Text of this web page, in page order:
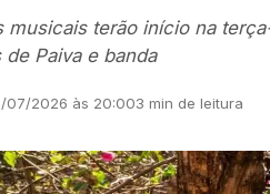
musicais terão início na
Paiva e banda
07/2026 às 20:003 min de leitura